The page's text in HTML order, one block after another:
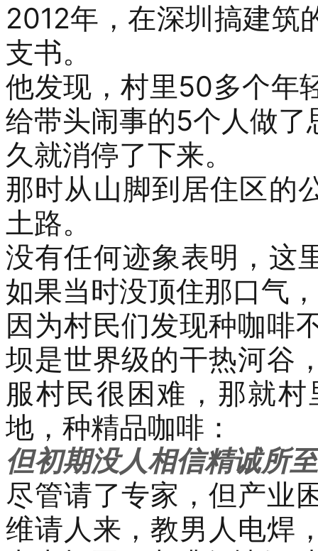
2012年，在深圳搞建筑
支书。
他发现，村里50多个年
给带头闹事的5个人做了
久就消停了下来。
那时从山脚到居住区的
土路。
没有任何迹象表明，这
如果当时没顶住那口气
因为村民们发现种咖啡
坝是世界级的干热河谷
服村民很困难， 那就村
地，种精品咖啡 ：
但初期没人相信精诚所
尽管请了专家，但产业
维请人来，教男人 电焊